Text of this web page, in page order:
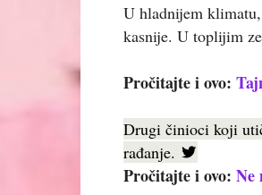
U hladnijem
kasnije. U toplijim
Pročitajte i ovo:
Drugi činioci koji
rađanje.
Pročitajte i ovo: Ne